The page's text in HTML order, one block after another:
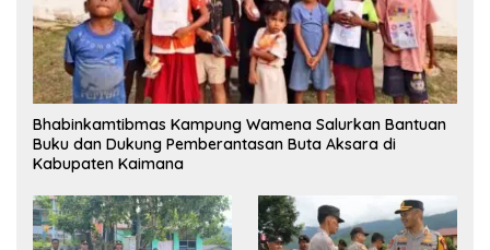
Bhabinkamtibmas Kampung Wamena Salurkan Bantuan
Buku dan Dukung Pemberantasan Buta Aksara di
Kabupaten Kaimana